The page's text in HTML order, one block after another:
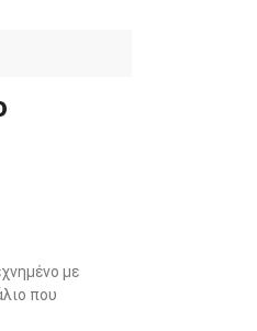
με
που